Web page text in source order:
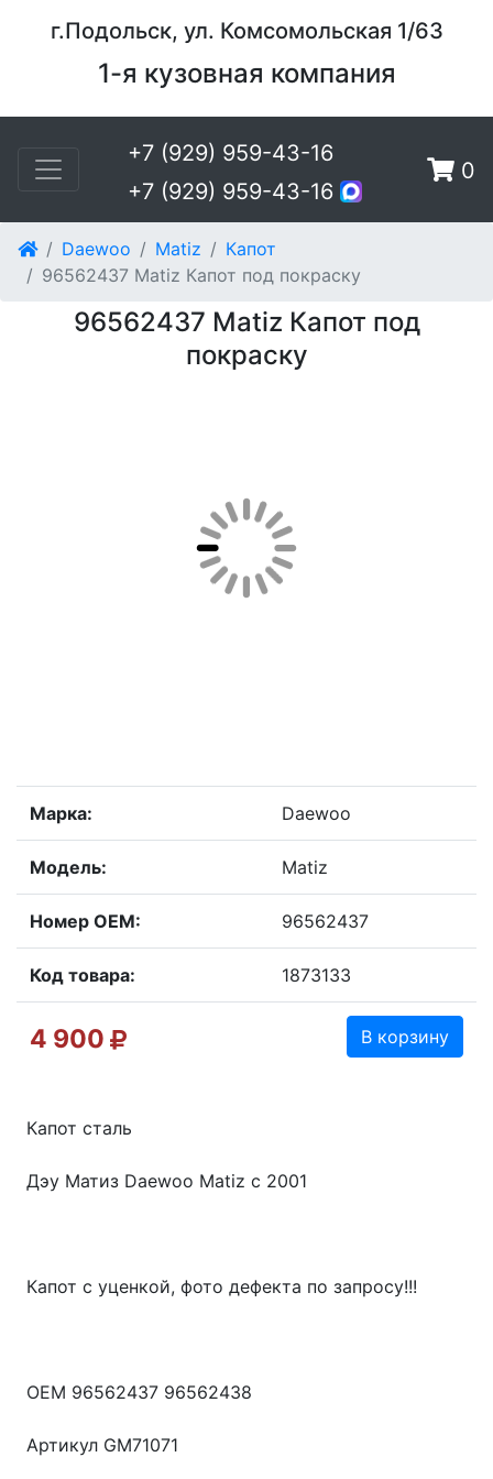
г.Подольск, ул. Комсомольская 1/63
1-я кузовная компания
+7 (929) 959-43-16
+7 (929) 959-43-16
0
Daewoo Matiz
Капот
96562437 Matiz Капот под покраску
96562437 Matiz Капот под
покраску
Марка: Daewoo
Модель: Matiz
Номер OEM: 96562437
Код товара: 1873133
4 900 В корзину
Капот сталь
Дэу Матиз Daewoo Matiz с 2001
Капот с уценкой, фото дефекта по запросу!!!
OEM 96562437 96562438
Артикул GM71071